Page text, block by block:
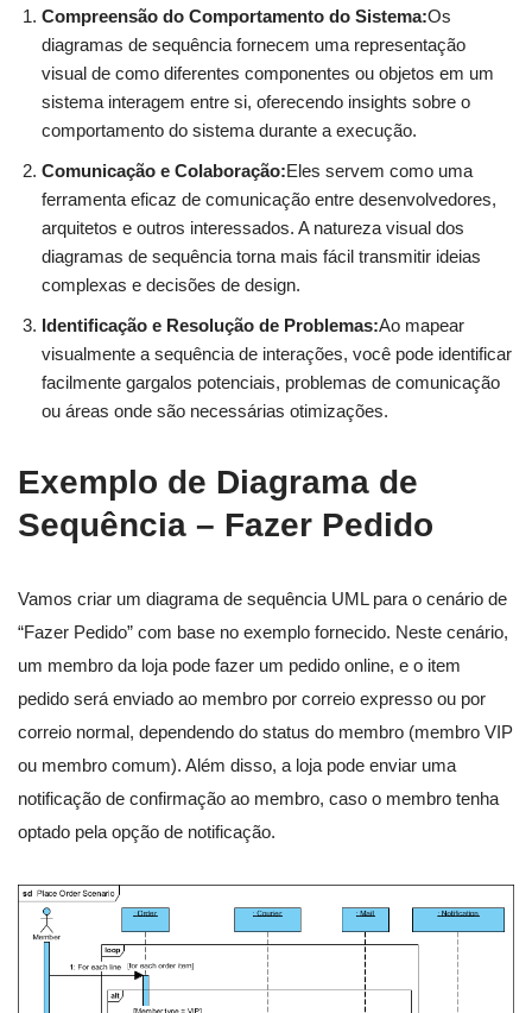
Compreensão do Comportamento do Sistema:Os
diagramas de sequência fornecem uma representação
visual de como diferentes componentes ou objetos em um
sistema interagem entre si, oferecendo insights sobre o
comportamento do sistema durante a execução.
Comunicação e Colaboração:Eles servem como uma
ferramenta eficaz de comunicação entre desenvolvedores,
arquitetos e outros interessados. A natureza visual dos
diagramas de sequência torna mais fácil transmitir ideias
complexas e decisões de design.
Identificação e Resolução de Problemas:Ao mapear
visualmente a sequência de interações, você pode identificar
facilmente gargalos potenciais, problemas de comunicação
ou áreas onde são necessárias otimizações.
Exemplo de Diagrama de
Sequência – Fazer Pedido
Vamos criar um diagrama de sequência UML para o cenário de
“Fazer Pedido” com base no exemplo fornecido. Neste cenário,
um membro da loja pode fazer um pedido online, e o item
pedido será enviado ao membro por correio expresso ou por
correio normal, dependendo do status do membro (membro VIP
ou membro comum). Além disso, a loja pode enviar uma
notificação de confirmação ao membro, caso o membro tenha
optado pela opção de notificação.